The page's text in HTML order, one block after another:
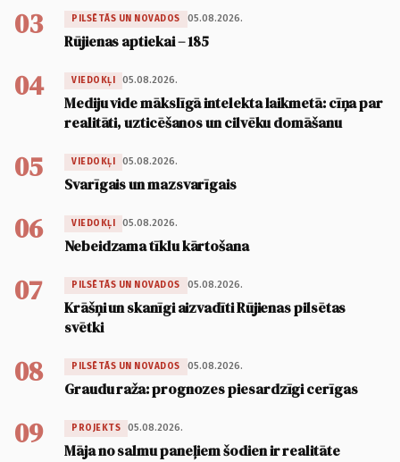
03 PILSĒTĀS UN NOVADOS 05.08.2026.
Rūjienas aptiekai – 185
04 VIEDOKĻI 05.08.2026.
Mediju vide mākslīgā intelekta laikmetā: cīņa par
realitāti, uzticēšanos un cilvēku domāšanu
05 VIEDOKĻI 05.08.2026.
Svarīgais un mazsvarīgais
06 VIEDOKĻI 05.08.2026.
Nebeidzama tīklu kārtošana
07 PILSĒTĀS UN NOVADOS 05.08.2026.
Krāšņi un skanīgi aizvadīti Rūjienas pilsētas
svētki
08 PILSĒTĀS UN NOVADOS 05.08.2026.
Graudu raža: prognozes piesardzīgi cerīgas
09 PROJEKTS 05.08.2026.
Māja no salmu paneļiem šodien ir realitāte